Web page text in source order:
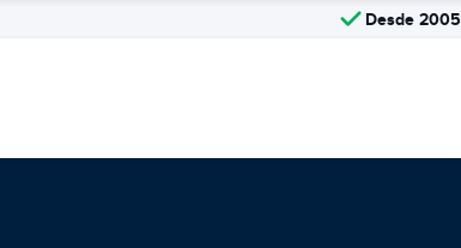
Desde 2005